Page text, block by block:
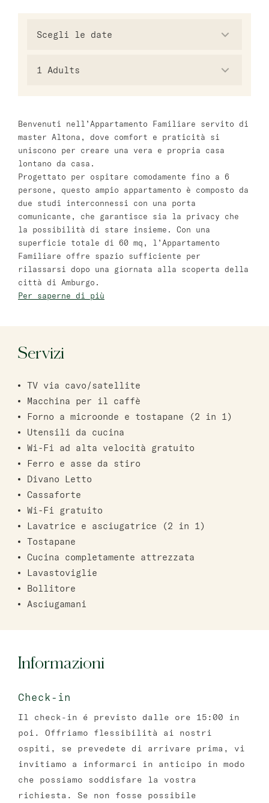
master Mirabell
Tel Aviv
Mazeh Tel Aviv
master Shenkin
Bat Yam
master Bat Yam
Haifa
master Haifa
1 Adults
Benvenuti nell’Appartamento Familiare servito di
master Altona, dove comfort e praticità si
uniscono per creare una vera e propria casa
lontano da casa.
Progettato per ospitare comodamente fino a 6
persone, questo ampio appartamento è composto da
due studi interconnessi con una porta
comunicante, che garantisce sia la privacy che
la possibilità di stare insieme. Con una
superficie totale di 60 mq, l’Appartamento
Familiare offre spazio sufficiente per
rilassarsi dopo una giornata alla scoperta della
città di Amburgo.
Per saperne di più
Servizi
TV via cavo/satellite
Macchina per il caffè
Forno a microonde e tostapane (2 in 1)
Utensili da cucina
Wi-Fi ad alta velocità gratuito
Ferro e asse da stiro
Divano Letto
Cassaforte
Wi-Fi gratuito
Lavatrice e asciugatrice (2 in 1)
Tostapane
Cucina completamente attrezzata
Lavastoviglie
Bollitore
Asciugamani
Informazioni
Check-in
Il check-in é previsto dalle ore 15:00 in
poi. Offriamo flessibilità ai nostri
ospiti, se prevedete di arrivare prima, vi
invitiamo a informarci in anticipo in modo
che possiamo soddisfare la vostra
richiesta. Se non fosse possibile